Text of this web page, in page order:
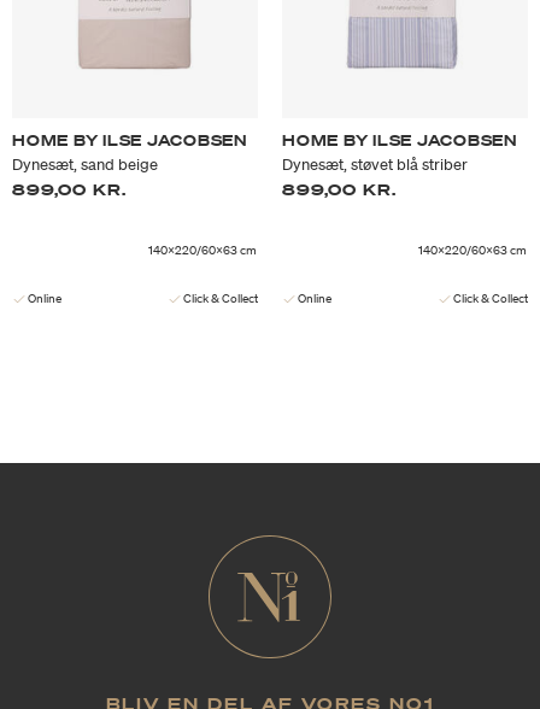
HOME BY ILSE JACOBSEN
Dynesæt, sand beige
899,00 KR.
140x220/60x63 cm
Online Click & Collect
HOME BY ILSE JACOBSEN
Dynesæt, støvet blå striber
899,00 KR.
140x220/60x63 cm
Online Click & Collect
BLIV EN DEL AF VORES NO1